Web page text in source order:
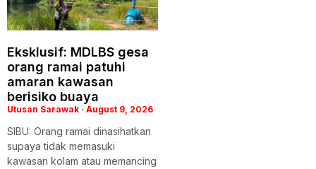
Eksklusif: MDLBS gesa
orang ramai patuhi
amaran kawasan
berisiko buaya
Utusan Sarawak August 9, 2026
SIBU: Orang ramai dinasihatkan
supaya tidak memasuki
kawasan kolam atau memancing